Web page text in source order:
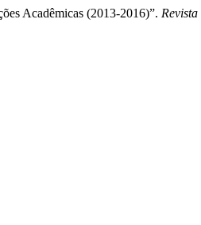
Acadêmicas (2013-2016)”.